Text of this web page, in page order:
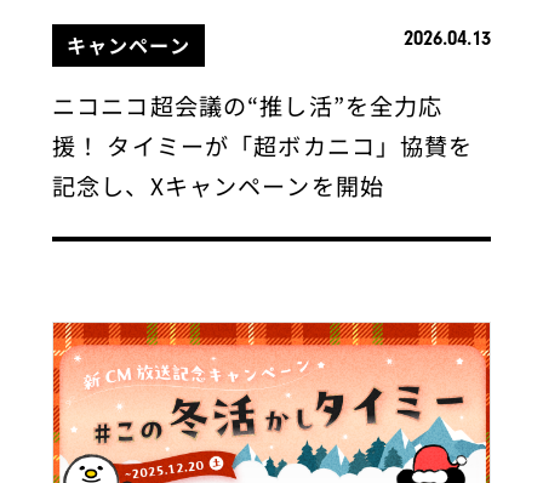
キャンペーン 2026.04.13
ニコニコ超会議の“推し活”を全力応
援！ タイミーが「超ボカニコ」協賛を
記念し、Xキャンペーンを開始